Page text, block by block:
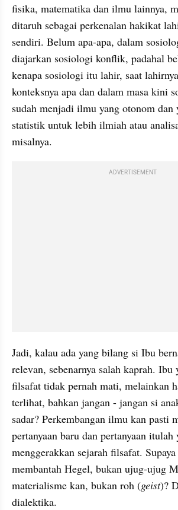
fisika, matematika dan ilmu lainnya,
ditaruh sebagai perkenalan hakikat
sendiri. Belum apa-apa, dalam
diajarkan sosiologi konflik, padahal
kenapa sosiologi itu lahir, saat
konteksnya apa dan dalam masa kini
sudah menjadi ilmu yang otonom dan
statistik untuk lebih ilmiah atau
misalnya.
ADVERTISEMENT
Jadi, kalau ada yang bilang si Ibu
relevan, sebenarnya salah kaprah. Ibu
filsafat tidak pernah mati, melainkan
terlihat, bahkan jangan - jangan si
sadar? Perkembangan ilmu kan pasti
pertanyaan baru dan pertanyaan itulah
menggerakkan sejarah filsafat.
membantah Hegel, bukan ujug-ujug
materialisme kan, bukan roh (geist)?
dialektika.